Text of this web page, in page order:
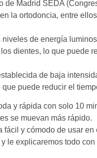
de Madrid SEDA
la ortodoncia, entre
de energía
dientes, lo que puede
de baja
puede reducir el
y rápida con solo 10
se muevan más rápido.
y cómodo de usar en
le explicaremos todo con